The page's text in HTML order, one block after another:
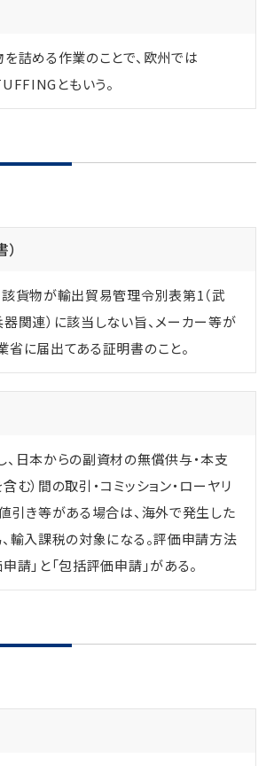
詰める作業のことで、欧州では
ともいう。
該貨物が輸出貿易管理令別表第1（武
関連）に該当しない旨、メーカー等が
に届出てある証明書のこと。
日本からの副資材の無償供与・本支
む）間の取引・コミッション・ローヤリ
引き等がある場合は、海外で発生した
輸入課税の対象になる。評価申請方法
請」と「包括評価申請」がある。